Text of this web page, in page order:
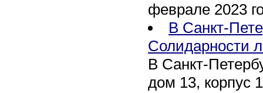
феврале 2023
В Санкт-
Солидарности
В Санкт-
дом 13, корпус